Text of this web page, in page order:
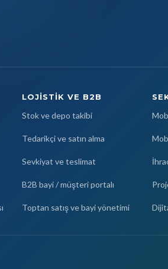
LOJISTIK VE B2B
Stok ve depo takibi
Tedarikçi ve satın alma
Sevkiyat ve teslimat
B2B bayi / müşteri portalı
Toptan satış ve bayi yönetimi